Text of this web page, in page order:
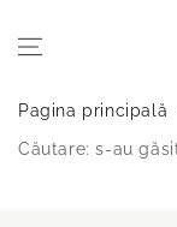
conținut
Pagina principală
Căutare: s-au